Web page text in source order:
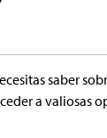
saber
a valiosas